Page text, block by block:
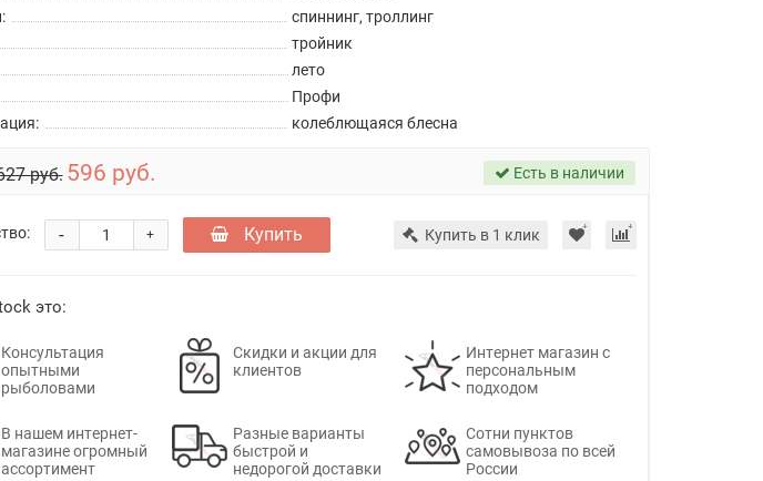
спиннинг, троллинг
тройник
лето
Профи
колеблющаяся блесна
руб. 596 руб. Есть в наличии
+
- Купить Купить в 1 клик
это:
Консультация
опытными
рыболовами
Скидки и акции для
клиентов
Интернет магазин с
персональным
подходом
В нашем интернет-
магазине огромный
ассортимент
Разные варианты
быстрой и
недорогой доставки
Сотни пунктов
самовывоза по всей
России